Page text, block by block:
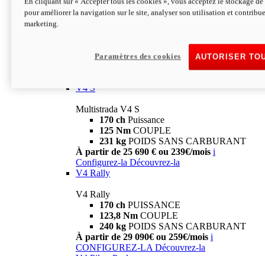
V4
229 KgPOIDS SANS CARBURANT
V4 S
Multistrada V4 S
170 ch Puissance
125 Nm COUPLE
231 kg POIDS SANS CARBURANT
À partir de 25 690 € ou 239€/mois i
Configurez-la Découvrez-la
V4 Rally
V4 Rally
170 ch PUISSANCE
123,8 Nm COUPLE
240 kg POIDS SANS CARBURANT
À partir de 29 090€ ou 259€/mois i
CONFIGUREZ-LA Découvrez-la
pour améliorer la navigation sur le site, analyser son utilisation et
marketing.
AUTORISER
Paramètres des cookies